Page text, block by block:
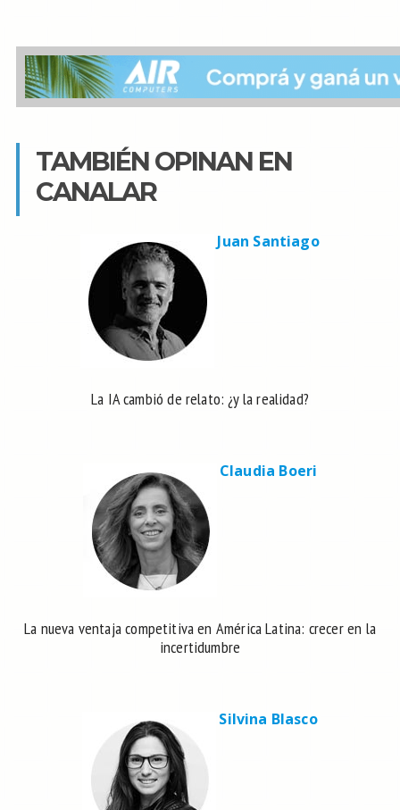
TAMBIÉN OPINAN EN
CANALAR
Juan Santiago
La IA cambió de relato: ¿y la realidad?
Claudia Boeri
La nueva ventaja competitiva en América Latina: crecer en la
incertidumbre
Silvina Blasco